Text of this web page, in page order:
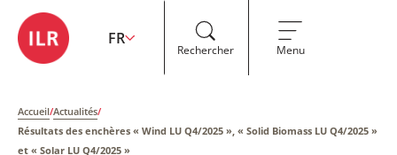
FR
Rechercher Menu
Accueil/Actualités/
Résultats des enchères « Wind LU Q4/2025 », « Solid Biomass LU Q4/2025 »
et « Solar LU Q4/2025 »